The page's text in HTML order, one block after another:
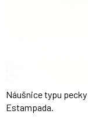
Náušnice typu
Estampada.